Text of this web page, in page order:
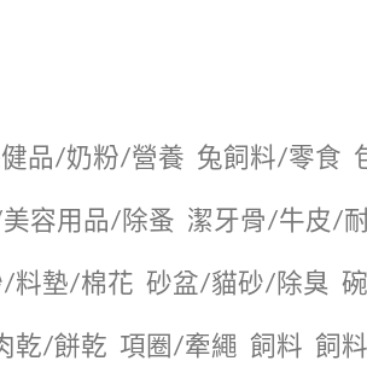
品/奶粉/營養 兔飼料/零食
容用品/除蚤 潔牙骨/牛皮/
/料墊/棉花 砂盆/貓砂/除臭
乾/餅乾 項圈/牽繩 飼料 飼